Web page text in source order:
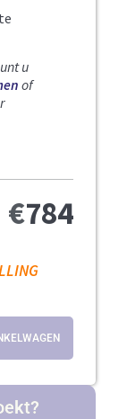
u
of
€784